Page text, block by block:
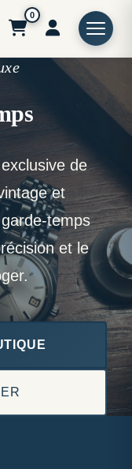
0
de
et
temps
et le